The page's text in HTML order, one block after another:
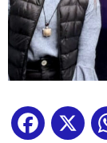
Facebook
X